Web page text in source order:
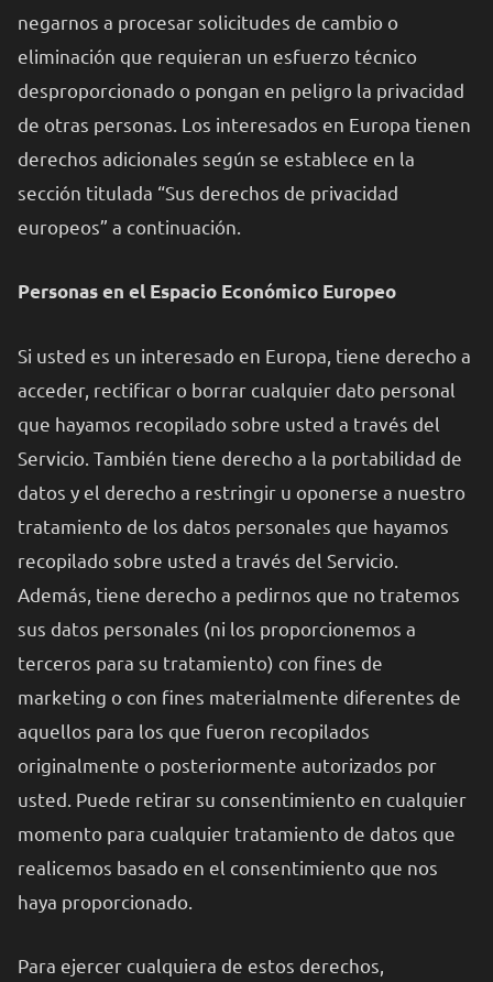
negarnos a procesar solicitudes de cambio o
eliminación que requieran un esfuerzo técnico
desproporcionado o pongan en peligro la privacidad
de otras personas. Los interesados en Europa tienen
derechos adicionales según se establece en la
sección titulada “Sus derechos de privacidad
europeos” a continuación.
Personas en el Espacio Económico Europeo
Si usted es un interesado en Europa, tiene derecho a
acceder, rectificar o borrar cualquier dato personal
que hayamos recopilado sobre usted a través del
Servicio. También tiene derecho a la portabilidad de
datos y el derecho a restringir u oponerse a nuestro
tratamiento de los datos personales que hayamos
recopilado sobre usted a través del Servicio.
Además, tiene derecho a pedirnos que no tratemos
sus datos personales (ni los proporcionemos a
terceros para su tratamiento) con fines de
marketing o con fines materialmente diferentes de
aquellos para los que fueron recopilados
originalmente o posteriormente autorizados por
usted. Puede retirar su consentimiento en cualquier
momento para cualquier tratamiento de datos que
realicemos basado en el consentimiento que nos
haya proporcionado.
Para ejercer cualquiera de estos derechos,